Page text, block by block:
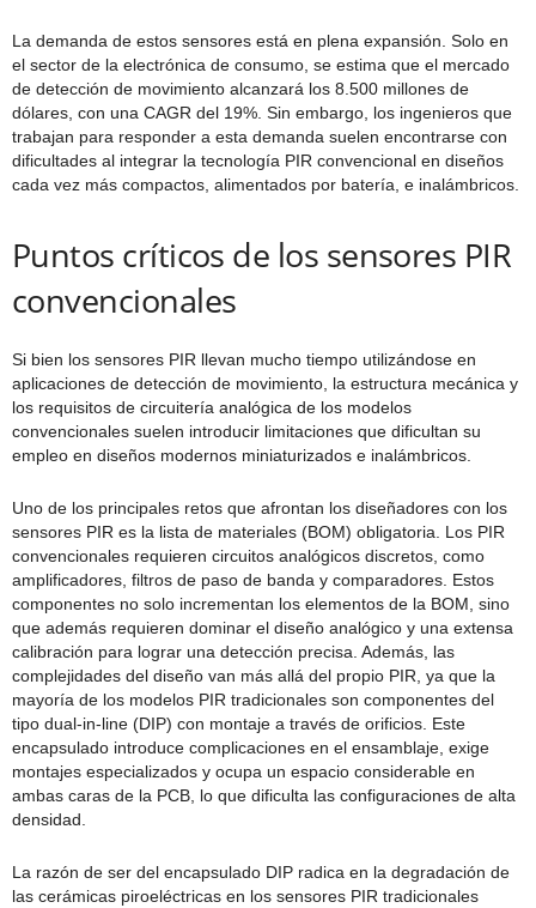
La demanda de estos sensores está en plena expansión. Solo en
el sector de la electrónica de consumo, se estima que el mercado
de detección de movimiento alcanzará los 8.500 millones de
dólares, con una CAGR del 19%. Sin embargo, los ingenieros que
trabajan para responder a esta demanda suelen encontrarse con
dificultades al integrar la tecnología PIR convencional en diseños
cada vez más compactos, alimentados por batería, e inalámbricos.
Puntos críticos de los sensores PIR
convencionales
Si bien los sensores PIR llevan mucho tiempo utilizándose en
aplicaciones de detección de movimiento, la estructura mecánica y
los requisitos de circuitería analógica de los modelos
convencionales suelen introducir limitaciones que dificultan su
empleo en diseños modernos miniaturizados e inalámbricos.
Uno de los principales retos que afrontan los diseñadores con los
sensores PIR es la lista de materiales (BOM) obligatoria. Los PIR
convencionales requieren circuitos analógicos discretos, como
amplificadores, filtros de paso de banda y comparadores. Estos
componentes no solo incrementan los elementos de la BOM, sino
que además requieren dominar el diseño analógico y una extensa
calibración para lograr una detección precisa. Además, las
complejidades del diseño van más allá del propio PIR, ya que la
mayoría de los modelos PIR tradicionales son componentes del
tipo dual-in-line (DIP) con montaje a través de orificios. Este
encapsulado introduce complicaciones en el ensamblaje, exige
montajes especializados y ocupa un espacio considerable en
ambas caras de la PCB, lo que dificulta las configuraciones de alta
densidad.
La razón de ser del encapsulado DIP radica en la degradación de
las cerámicas piroeléctricas en los sensores PIR tradicionales